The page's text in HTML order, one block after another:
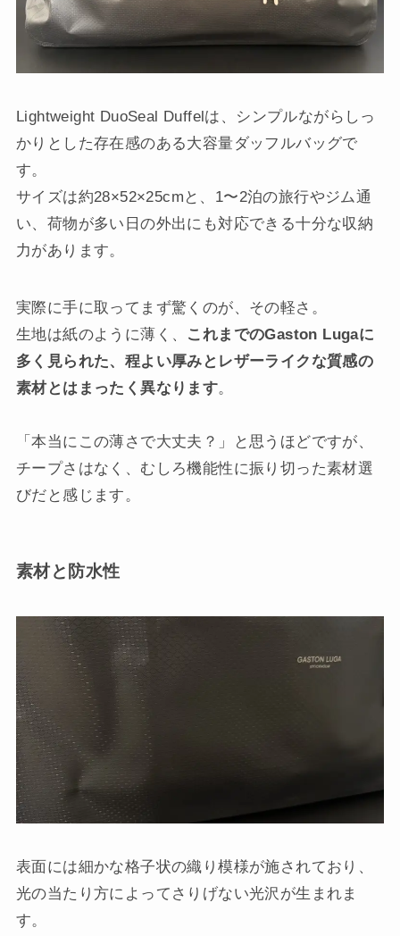
Lightweight DuoSeal Duffelは、シンプルながらしっ
かりとした存在感のある大容量ダッフルバッグで
す。
サイズは約28×52×25cmと、1〜2泊の旅行やジム通
い、荷物が多い日の外出にも対応できる十分な収納
力があります。
実際に手に取ってまず驚くのが、その軽さ。
生地は紙のように薄く、 これまでのGaston Lugaに
多く見られた、程よい厚みとレザーライクな質感の
素材とはまったく異なります。
「本当にこの薄さで大丈夫？」と思うほどですが、
チープさはなく、むしろ機能性に振り切った素材選
びだと感じます。
素材と防水性
表面には細かな格子状の織り模様が施されており、
光の当たり方によってさりげない光沢が生まれま
す。